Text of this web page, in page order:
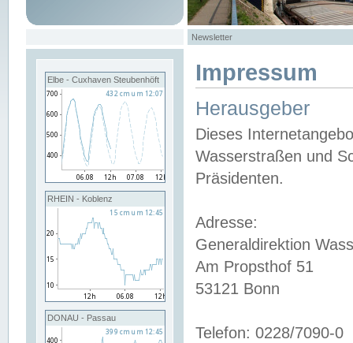
Newsletter
Elbe - Cuxhaven Steubenhöft
RHEIN - Koblenz
DONAU - Passau
Impressum
Herausgeber
Dieses
Wasserstraßen und
Präsidenten.
Adresse:
Generaldirektion
Am Propsthof 51
53121 Bonn
Telefon: 0228/7090-0